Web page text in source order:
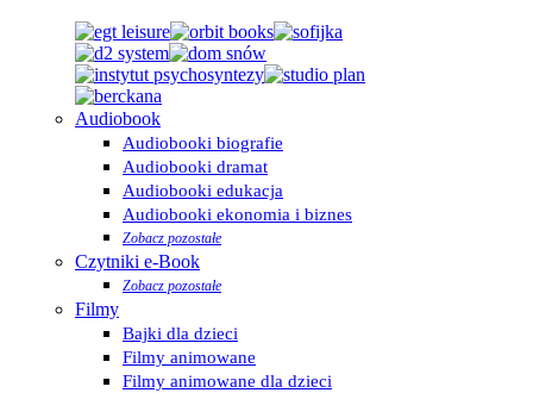
Audiobook
Audiobooki biografie
Audiobooki dramat
Audiobooki edukacja
Audiobooki ekonomia i biznes
Zobacz pozostałe
Czytniki e-Book
Zobacz pozostałe
Filmy
Bajki dla dzieci
Filmy animowane
Filmy animowane dla dzieci